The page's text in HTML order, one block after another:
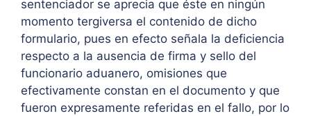
sentenciador se aprecia que éste en ningún
momento tergiversa el contenido de dicho
formulario, pues en efecto señala la deficiencia
respecto a la ausencia de firma y sello del
funcionario aduanero, omisiones que
efectivamente constan en el documento y que
fueron expresamente referidas en el fallo, por lo